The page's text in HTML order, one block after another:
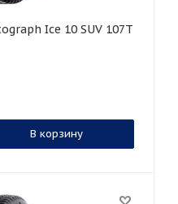
В корзину